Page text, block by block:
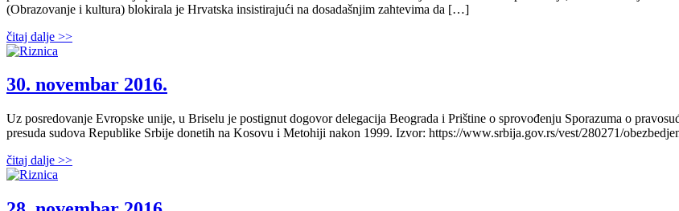
(Obrazovanje i kultura) blokirala je Hrvatska insistirajući na dosadašnjim zahtevima da […]
čitaj dalje >>
30. novembar 2016.
Uz posredovanje Evropske unije, u Briselu je postignut dogovor delegacija Beograda i Prištine o sprovođenju Sporazuma o
presuda sudova Republike Srbije donetih na Kosovu i Metohiji nakon 1999. Izvor: https://www.srbija.gov.rs/vest/280271/
čitaj dalje >>